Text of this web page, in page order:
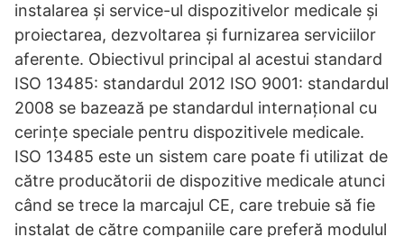
instalarea și service-ul dispozitivelor medicale și
proiectarea, dezvoltarea și furnizarea serviciilor
aferente. Obiectivul principal al acestui standard
ISO 13485: standardul 2012 ISO 9001: standardul
2008 se bazează pe standardul internațional cu
cerințe speciale pentru dispozitivele medicale.
ISO 13485 este un sistem care poate fi utilizat de
către producătorii de dispozitive medicale atunci
când se trece la marcajul CE, care trebuie să fie
instalat de către companiile care preferă modulul